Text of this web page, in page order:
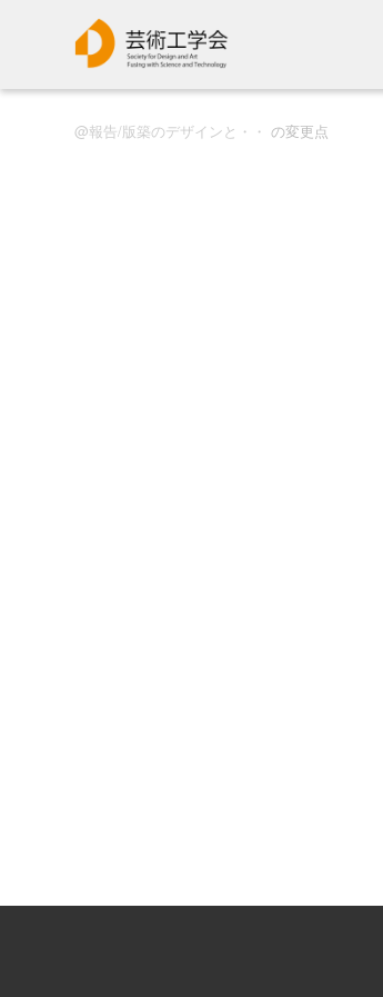
報告/版築のデザインと・・ の変更点